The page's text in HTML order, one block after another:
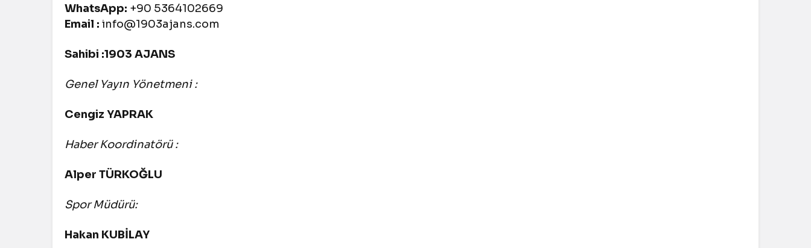
WhatsApp: +90 5364102669
Email : info@1903ajans.com
Sahibi :1903 AJANS
Genel Yayın Yönetmeni :
Cengiz YAPRAK
Haber Koordinatörü :
Alper TÜRKOĞLU
Spor Müdürü:
Hakan KUBİLAY